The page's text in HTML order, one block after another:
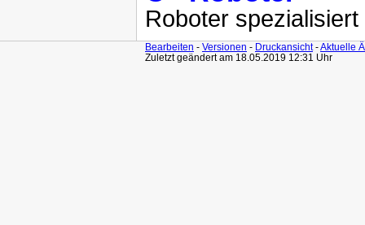
Roboter
Bearbeiten - Versionen - Druckansicht-Aktuelle
Zuletzt geändert am 18.05.2019 12:31 Uhr